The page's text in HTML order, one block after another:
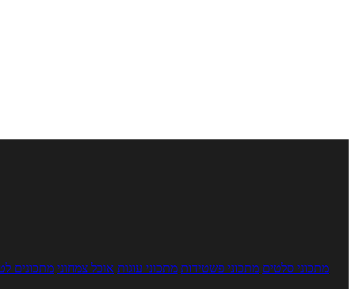
מתכוני סלטים מתכוני פשטידות מתכוני עוגות אוכל צמחוני מתכונים